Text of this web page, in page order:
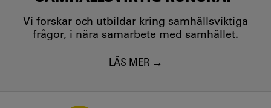
Vi forskar och utbildar kring samhällsviktiga
frågor, i nära samarbete med samhället.
LÄS MER